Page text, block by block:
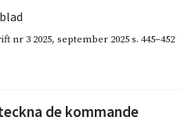
nr 3 2025, september 2025s. 445–452
de kommande